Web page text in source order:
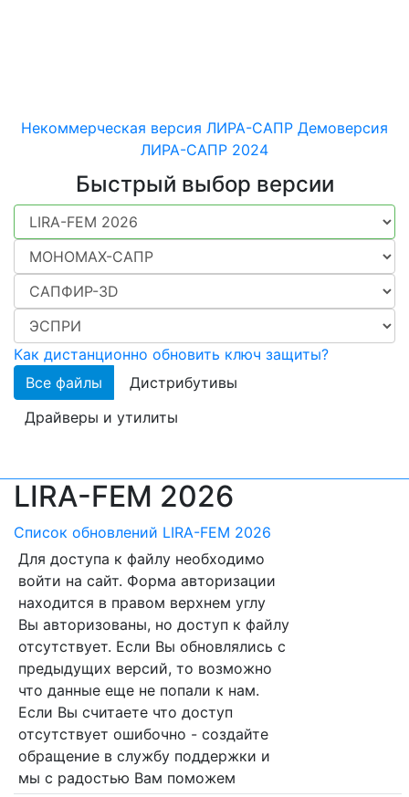
Некоммерческая версия ЛИРА-САПР Демоверсия
ЛИРА-САПР 2024
Быстрый выбор версии
Как дистанционно обновить ключ защиты?
Все файлы
Дистрибутивы
Драйверы и утилиты
LIRA-FEM 2026
Список обновлений LIRA-FEM 2026
Для доступа к файлу необходимо
войти на сайт. Форма авторизации
находится в правом верхнем углу
Вы авторизованы, но доступ к файлу
отсутствует. Если Вы обновлялись с
предыдущих версий, то возможно
что данные еще не попали к нам.
Если Вы считаете что доступ
отсутствует ошибочно - создайте
обращение в службу поддержки и
мы с радостью Вам поможем